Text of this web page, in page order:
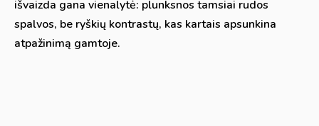
išvaizda gana vienalytė: plunksnos tamsiai rudos
spalvos, be ryškių kontrastų, kas kartais apsunkina
atpažinimą gamtoje.